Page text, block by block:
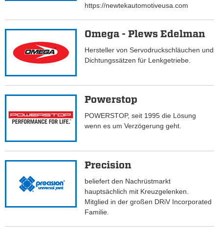
https://newtekautomotiveusa.com
Omega - Plews Edelman
Hersteller von Servodruckschläuchen und
Dichtungssätzen für Lenkgetriebe.
Powerstop
POWERSTOP, seit 1995 die Lösung
wenn es um Verzögerung geht.
Precision
beliefert den Nachrüstmarkt
hauptsächlich mit Kreuzgelenken.
Mitglied in der großen DRiV Incorporated
Familie.